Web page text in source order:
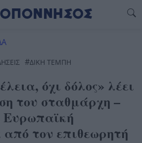
#ΔΙΚΗ ΤΕΜΠΗ
όχι δόλος» λέει
του σταθμάρχη –
τον επιθεωρητή